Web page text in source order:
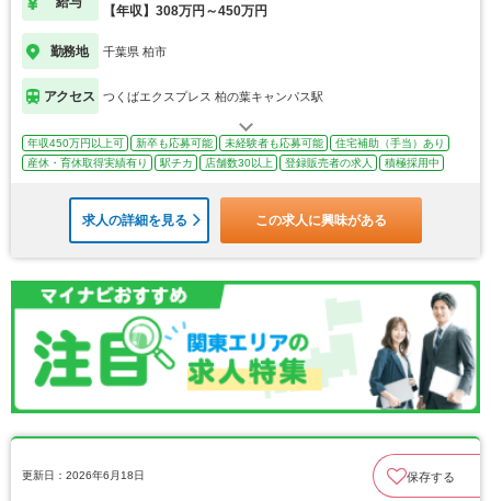
【年収】308万円～450万円
勤務地 千葉県 柏市
アクセス つくばエクスプレス 柏の葉キャンパス駅
年収450万円以上可 新卒も応募可能 未経験者も応募可能
住宅補助（手当）あり
産休・育休取得実績有り
駅チカ 店舗数30以上 登録販売者の求人 積極採用中
求人の詳細を見る この求人に興味がある
更新日：2026年6月18日 保存する